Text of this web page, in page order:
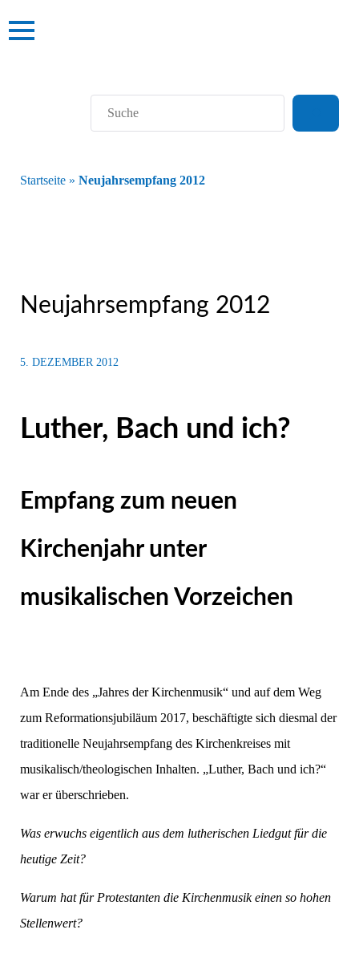
Suchen
Startseite » Neujahrsempfang 2012
Neujahrsempfang 2012
5. DEZEMBER 2012
Luther, Bach und ich?
Empfang zum neuen
Kirchenjahr unter
musikalischen Vorzeichen
Am Ende des „Jahres der Kirchenmusik“ und auf dem Weg
zum Reformationsjubiläum 2017, beschäftigte sich diesmal der
traditionelle Neujahrsempfang des Kirchenkreises mit
musikalisch/theologischen Inhalten. „Luther, Bach und ich?“
war er überschrieben.
Was erwuchs eigentlich aus dem lutherischen Liedgut für die
heutige Zeit?
Warum hat für Protestanten die Kirchenmusik einen so hohen
Stellenwert?